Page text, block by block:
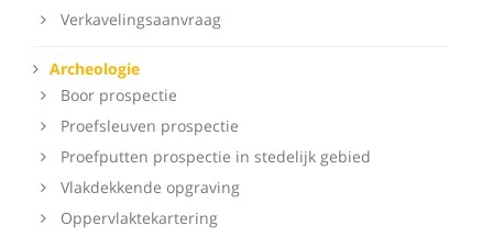
Verkavelingsaanvraag
Archeologie
Boor prospectie
Proefsleuven prospectie
Proefputten prospectie in stedelijk gebied
Vlakdekkende opgraving
Oppervlaktekartering